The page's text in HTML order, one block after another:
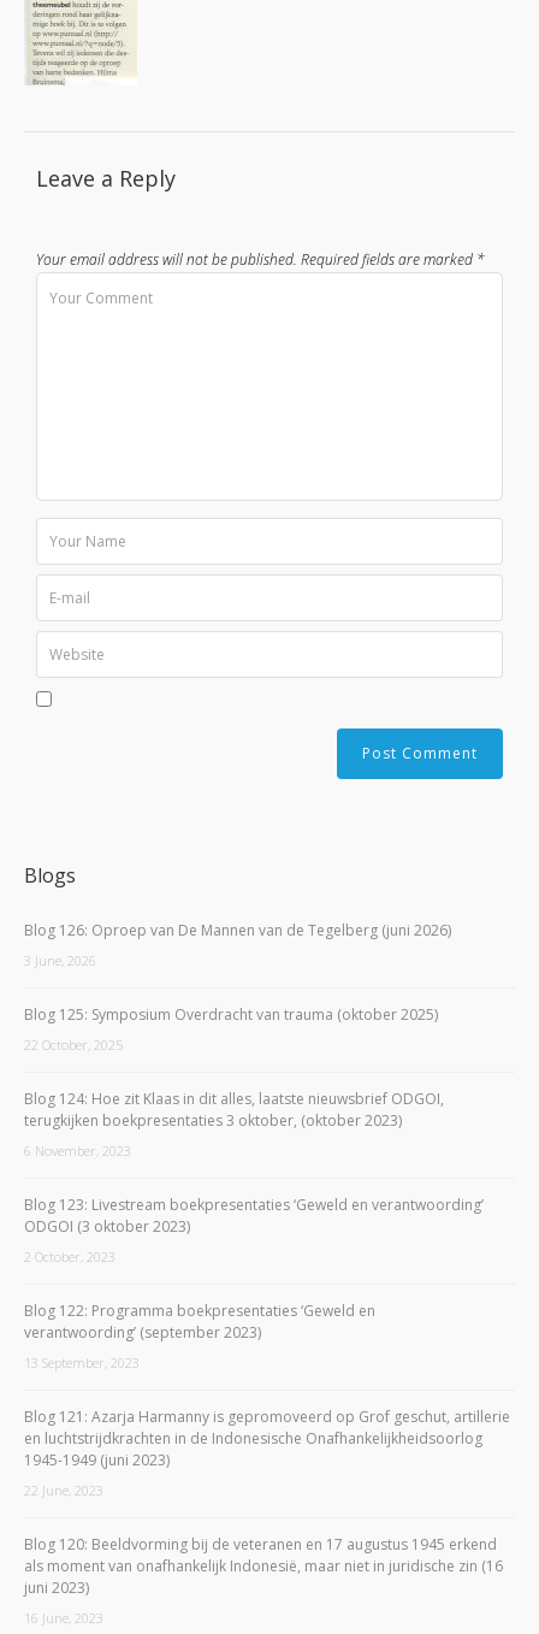
Leave a Reply
Your email address will not be published. Required fields are marked *
Blogs
Blog 126: Oproep van De Mannen van de Tegelberg (juni 2026)
3 June, 2026
Blog 125: Symposium Overdracht van trauma (oktober 2025)
22 October, 2025
Blog 124: Hoe zit Klaas in dit alles, laatste nieuwsbrief ODGOI,
terugkijken boekpresentaties 3 oktober, (oktober 2023)
6 November, 2023
Blog 123: Livestream boekpresentaties ‘Geweld en verantwoording’
ODGOI (3 oktober 2023)
2 October, 2023
Blog 122: Programma boekpresentaties ‘Geweld en
verantwoording’ (september 2023)
13 September, 2023
Blog 121: Azarja Harmanny is gepromoveerd op Grof geschut, artillerie
en luchtstrijdkrachten in de Indonesische Onafhankelijkheidsoorlog
1945-1949 (juni 2023)
22 June, 2023
Blog 120: Beeldvorming bij de veteranen en 17 augustus 1945 erkend
als moment van onafhankelijk Indonesië, maar niet in juridische zin (16
juni 2023)
16 June, 2023